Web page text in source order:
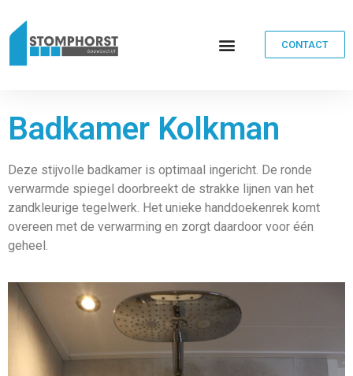
CONTACT
Badkamer Kolkman
Deze stijvolle badkamer is optimaal ingericht. De ronde
verwarmde spiegel doorbreekt de strakke lijnen van het
zandkleurige tegelwerk. Het unieke handdoekenrek komt
overeen met de verwarming en zorgt daardoor voor één
geheel.